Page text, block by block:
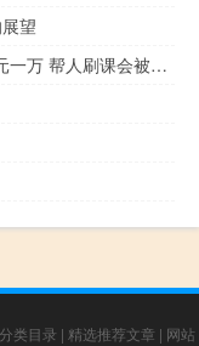
望
qq代挂网站平台有多少个 - qq访客量0.1元一万 帮人刷课会被警察抓到吗
类目录 | 精选推荐文章 | 网站